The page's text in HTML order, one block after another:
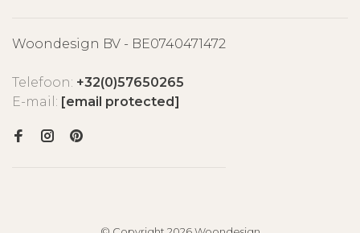
Woondesign BV - BE0740471472
Telefoon: +32(0)57650265
E-mail: [email protected]